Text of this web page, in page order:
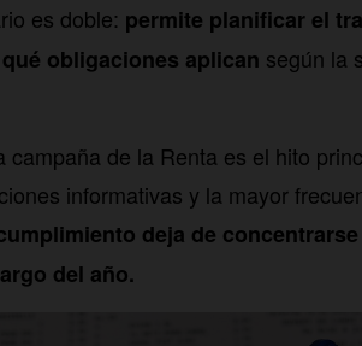
es doble: permite planificar el
obligaciones aplican según la
campaña de la Renta es el hito
informativas y la mayor
deja de
del año.